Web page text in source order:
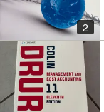
2